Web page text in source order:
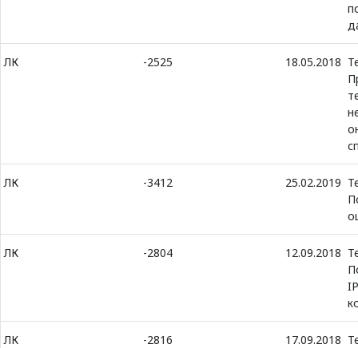
ЛК -2525 18.05.2018
ЛК -3412 25.02.2019
ЛК -2804 12.09.2018
ЛК -2816 17.09.2018